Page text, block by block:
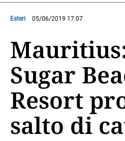
Esteri 05/06/2019 17:07
Sugar
Resort
salto di